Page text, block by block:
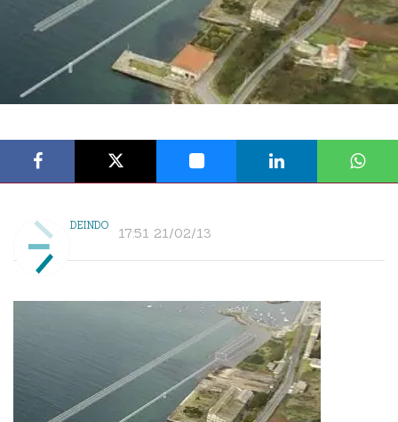
DEINDO 17:51 21/02/13